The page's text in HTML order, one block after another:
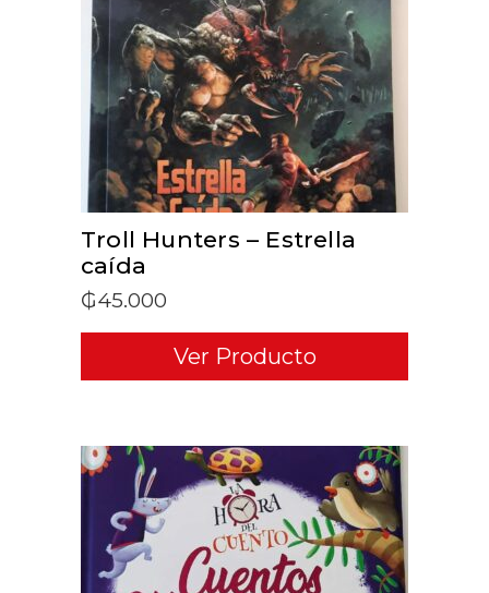
ADD TO CART
Troll Hunters – Estrella
caída
₲45.000
Ver Producto